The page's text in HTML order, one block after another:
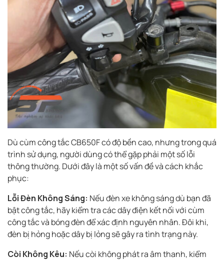
Dù cùm công tắc CB650F có độ bền cao, nhưng trong quá
trình sử dụng, người dùng có thể gặp phải một số lỗi
thông thường. Dưới đây là một số vấn đề và cách khắc
phục:
Lỗi Đèn Không Sáng: Nếu đèn xe không sáng dù bạn đã
bật công tắc, hãy kiểm tra các dây điện kết nối với cùm
công tắc và bóng đèn để xác định nguyên nhân. Đôi khi,
đèn bị hỏng hoặc dây bị lỏng sẽ gây ra tình trạng này.
Còi Không Kêu: Nếu còi không phát ra âm thanh, kiểm